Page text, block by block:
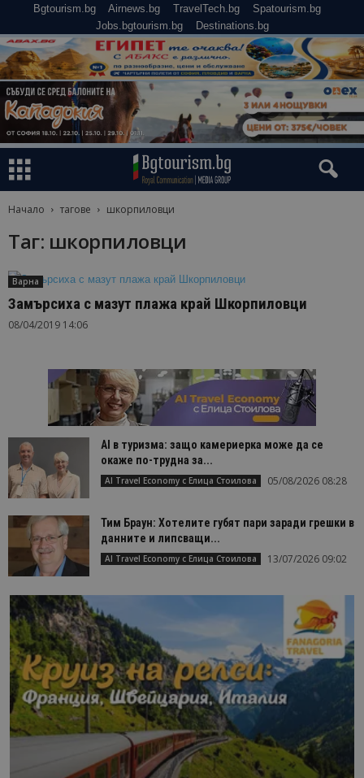
Bgtourism.bg Airnews.bg TravelTech.bg
Spatourism.bg
Jobs.bgtourism.bg
Destinations.bg
Начало тагове шкорпиловци
Таг: шкорпиловци
Варна
Замърсиха с мазут плажа край Шкорпиловци
08/04/2019 14:06
AI в туризма: защо камериерка може да се
окаже по-трудна за...
AI Travel Economy с Елица Стоилова 05/08/2026 08:28
Тим Браун: Хотелите губят пари заради грешки в
данните и липсващи...
AI Travel Economy с Елица Стоилова 13/07/2026 09:02